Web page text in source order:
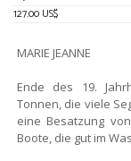
127.00 US$
MARIE JEANNE
Ende des 19.
Tonnen, die viele
eine Besatzung
Boote, die gut im